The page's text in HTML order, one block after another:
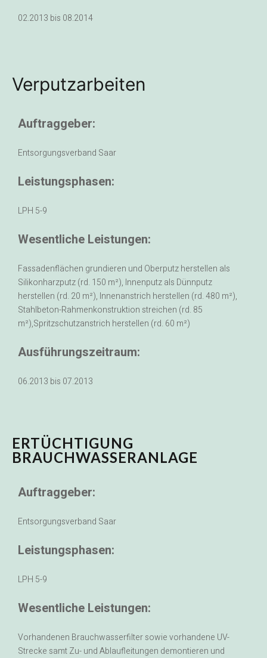
02.2013 bis 08.2014
Verputzarbeiten
Auftraggeber:
Entsorgungsverband Saar
Leistungsphasen:
LPH 5-9
Wesentliche Leistungen:
Fassadenflächen grundieren und Oberputz herstellen als
Silikonharzputz (rd. 150 m²), Innenputz als Dünnputz
herstellen (rd. 20 m²), Innenanstrich herstellen (rd. 480 m²),
Stahlbeton-Rahmenkonstruktion streichen (rd. 85
m²),Spritzschutzanstrich herstellen (rd. 60 m²)
Ausführungszeitraum:
06.2013 bis 07.2013
ERTÜCHTIGUNG
BRAUCHWASSERANLAGE
Auftraggeber:
Entsorgungsverband Saar
Leistungsphasen:
LPH 5-9
Wesentliche Leistungen:
Vorhandenen Brauchwasserfilter sowie vorhandene UV-
Strecke samt Zu- und Ablaufleitungen demontieren und